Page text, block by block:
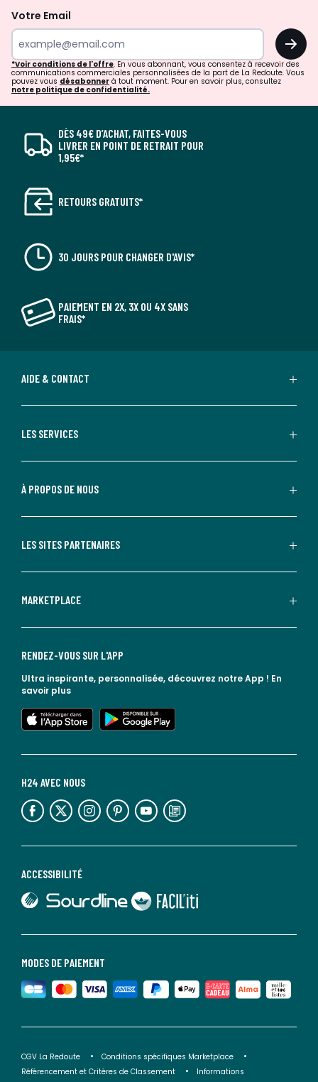
Votre Email
OK
*Voir conditions de l'offre. En vous abonnant, vous consentez à recevoir des
communications commerciales personnalisées de la part de La Redoute. Vous
pouvez vous désabonner à tout moment. Pour en savoir plus, consultez
notre politique de confidentialité.
DÈS 49€ D’ACHAT, FAITES-VOUS
LIVRER EN POINT DE RETRAIT POUR
1,95€*
RETOURS GRATUITS*
30 JOURS POUR CHANGER D'AVIS*
PAIEMENT EN 2X, 3X OU 4X SANS
FRAIS*
AIDE & CONTACT
LES SERVICES
À PROPOS DE NOUS
LES SITES PARTENAIRES
MARKETPLACE
MODES DE PAIEMENT
ACCESSIBILITÉ
lien vers Sourdline
lien vers Faciliti
H24 AVEC NOUS
lien vers l'espace réseaux sociaux lien vers l'espace réseaux sociaux lien vers l'espace réseaux sociaux lien vers l'espace réseaux sociaux lien vers l'espace réseaux sociaux lien vers le blog la redoute
RENDEZ-VOUS SUR L'APP
Ultra inspirante, personnalisée, découvrez notre App ! En
savoir plus
lien vers l'app store
lien vers google play
CGV La Redoute
Conditions spécifiques Marketplace
Référencement et Critères de Classement
Informations